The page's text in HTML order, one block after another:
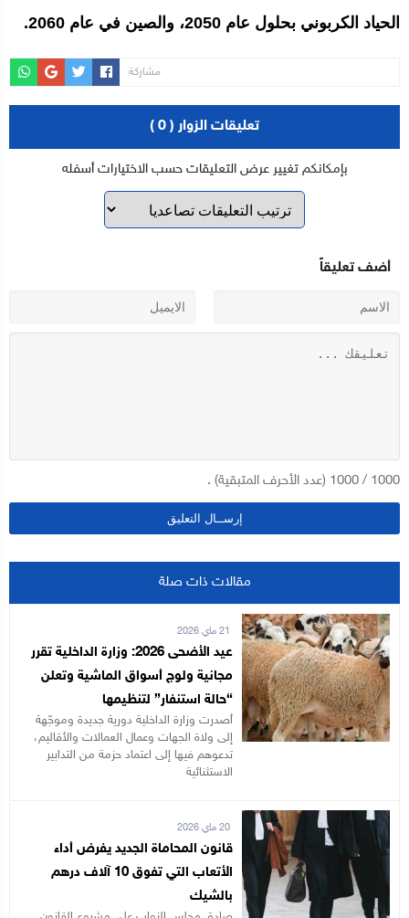
الحياد الكربوني بحلول عام 2050، والصين في عام 2060.
مشاركة
تعليقات الزوار ( 0 )
بإمكانكم تغيير عرض التعليقات حسب الاختيارات أسفله
أضف تعليقاً
1000
/
1000 (عدد الأحرف المتبقية) .
مقالات ذات صلة
عيد الأضحى 2026: وزارة الداخلية تقرر
مجانية ولوج أسواق الماشية وتعلن
“حالة استنفار” لتنظيمها
أصدرت وزارة الداخلية دورية جديدة وموجّهة
إلى ولاة الجهات وعمال العمالات والأقاليم،
تدعوهم فيها إلى اعتماد حزمة من التدابير
الاستثنائية
20 ماي 2026
قانون المحاماة الجديد يفرض أداء
الأتعاب التي تفوق 10 آلاف درهم
بالشيك